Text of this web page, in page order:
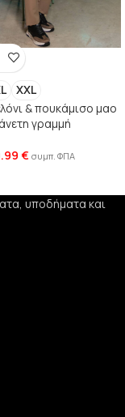
XXL
& πουκάμισο μαο
γραμμή
€ συμπ. ΦΠΑ
υποδήματα και